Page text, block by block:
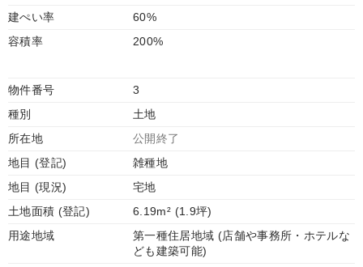
建ぺい率
60%
容積率
200%
物件番号
3
種別
土地
所在地
公開終了
地目 (登記)
雑種地
地目 (現況)
宅地
土地面積 (登記)
6.19m² (1.9坪)
用途地域
第一種住居地域 (店舗や事務所・ホテルな
ども建築可能)